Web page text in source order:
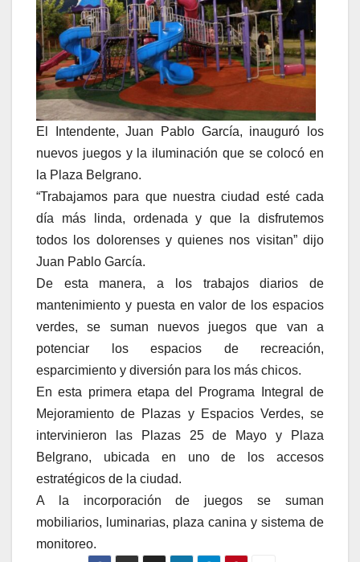
El Intendente, Juan Pablo García, inauguró los
nuevos juegos y la iluminación que se colocó en
la Plaza Belgrano.
“Trabajamos para que nuestra ciudad esté cada
día más linda, ordenada y que la disfrutemos
todos los dolorenses y quienes nos visitan” dijo
Juan Pablo García.
De esta manera, a los trabajos diarios de
mantenimiento y puesta en valor de los espacios
verdes, se suman nuevos juegos que van a
potenciar los espacios de recreación,
esparcimiento y diversión para los más chicos.
En esta primera etapa del Programa Integral de
Mejoramiento de Plazas y Espacios Verdes, se
intervinieron las Plazas 25 de Mayo y Plaza
Belgrano, ubicada en uno de los accesos
estratégicos de la ciudad.
A la incorporación de juegos se suman
mobiliarios, luminarias, plaza canina y sistema de
monitoreo.